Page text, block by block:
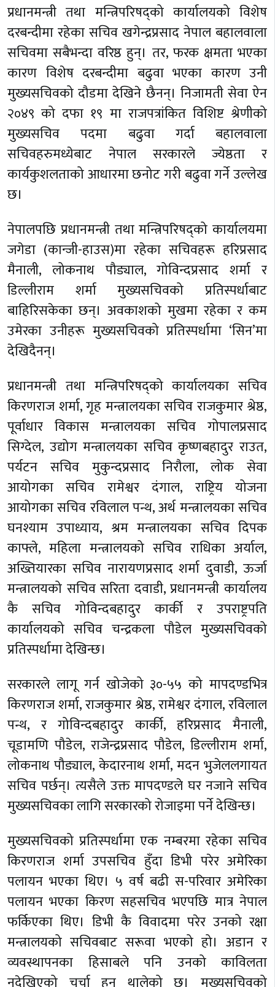
प्रधानमन्त्री तथा मन्त्रिपरिषद्को कार्यालयको विशेष
दरबन्दीमा रहेका सचिव खगेन्द्रप्रसाद नेपाल बहालवाला
सचिवमा सबैभन्दा वरिष्ठ हुन्। तर, फरक क्षमता भएका
कारण विशेष दरबन्दीमा बढुवा भएका कारण उनी
मुख्यसचिवको दौडमा देखिने छैनन्। निजामती सेवा ऐन
२०४९ को दफा १९ मा राजपत्रांकित विशिष्ट श्रेणीको
मुख्यसचिव पदमा बढुवा गर्दा बहालवाला
सचिवहरुमध्येबाट नेपाल सरकारले ज्येष्ठता र
कार्यकुशलताको आधारमा छनोट गरी बढुवा गर्ने उल्लेख
छ।
नेपालपछि प्रधानमन्त्री तथा मन्त्रिपरिषद्को कार्यालयमा
जगेडा (कान्जी-हाउस)मा रहेका सचिवहरू हरिप्रसाद
मैनाली, लोकनाथ पौड्याल, गोविन्दप्रसाद शर्मा र
डिल्लीराम शर्मा मुख्यसचिवको प्रतिस्पर्धाबाट
बाहिरिसकेका छन्। अवकाशको मुखमा रहेका र कम
उमेरका उनीहरू मुख्यसचिवको प्रतिस्पर्धामा ‘सिन’मा
देखिदैनन्।
प्रधानमन्त्री तथा मन्त्रिपरिषद्को कार्यालयका सचिव
किरणराज शर्मा, गृह मन्त्रालयका सचिव राजकुमार श्रेष्ठ,
पूर्वाधार विकास मन्त्रालयका सचिव गोपालप्रसाद
सिग्देल, उद्योग मन्त्रालयका सचिव कृष्णबहादुर राउत,
पर्यटन सचिव मुकुन्दप्रसाद निरौला, लोक सेवा
आयोगका सचिव रामेश्वर दंगाल, राष्ट्रिय योजना
आयोगका सचिव रविलाल पन्थ, अर्थ मन्त्रालयका सचिव
घनश्याम उपाध्याय, श्रम मन्त्रालयका सचिव दिपक
काफ्ले, महिला मन्त्रालयको सचिव राधिका अर्याल,
अख्तियारका सचिव नारायणप्रसाद शर्मा दुवाडी, ऊर्जा
मन्त्रालयको सचिव सरिता दवाडी, प्रधानमन्त्री कार्यालय
कै सचिव गोविन्दबहादुर कार्की र उपराष्ट्रपति
कार्यालयको सचिव चन्द्रकला पौडेल मुख्यसचिवको
प्रतिस्पर्धामा देखिन्छ।
सरकारले लागू गर्न खोजेको ३०-५५ को मापदण्डभित्र
किरणराज शर्मा, राजकुमार श्रेष्ठ, रामेश्वर दंगाल, रविलाल
पन्थ, र गोविन्दबहादुर कार्की, हरिप्रसाद मैनाली,
चूडामणि पौडेल, राजेन्द्रप्रसाद पौडेल, डिल्लीराम शर्मा,
लोकनाथ पौड्याल, केदारनाथ शर्मा, मदन भुजेललगायत
सचिव पर्छन्। त्यसैले उक्त मापदण्डले घर नजाने सचिव
मुख्यसचिवका लागि सरकारको रोजाइमा पर्ने देखिन्छ।
मुख्यसचिवको प्रतिस्पर्धामा एक नम्बरमा रहेका सचिव
किरणराज शर्मा उपसचिव हुँदा डिभी परेर अमेरिका
पलायन भएका थिए। ५ वर्ष बढी स-परिवार अमेरिका
पलायन भएका किरण सहसचिव भएपछि मात्र नेपाल
फर्किएका थिए। डिभी कै विवादमा परेर उनको रक्षा
मन्त्रालयको सचिवबाट सरूवा भएको हो। अडान र
व्यवस्थापनका हिसाबले पनि उनको काविलता